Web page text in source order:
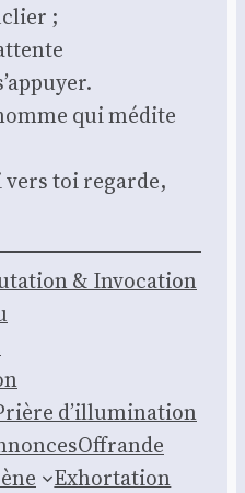
;
qui médite
vers toi regarde,
& Invo­ca­tion
d’illumination
Offrande
Exhor­ta­tion